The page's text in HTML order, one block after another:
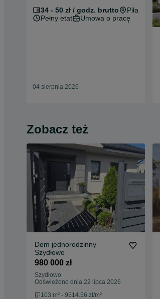
34 - 50 zł / godz. brutto
Piła
Pełny etat
Umowa o pracę
04 sierpnia 2026
Zobacz też
Dom jednorodzinny
Szydłowo
980 000 zł
Szydłowo
Odświeżono dnia 22 lipca 2026
103 m² - 9514.56 zł/m²